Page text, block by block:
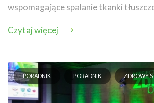
wspomagające spalanie tkanki
Czytaj więcej
PORADNIK PORADNIK ZDROWY